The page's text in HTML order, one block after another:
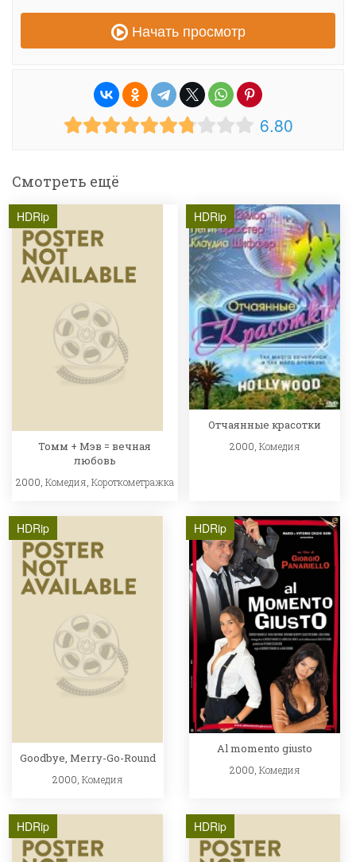
Начать просмотр
6.80
Смотреть ещё
HDRip
Томм + Мэв = вечная
любовь
2000, Комедия Короткометражка
HDRip
Отчаянные красотки
2000, Комедия
HDRip
Goodbye, Merry-Go-Round
2000, Комедия
HDRip
Al momento giusto
2000, Комедия
HDRip HDRip